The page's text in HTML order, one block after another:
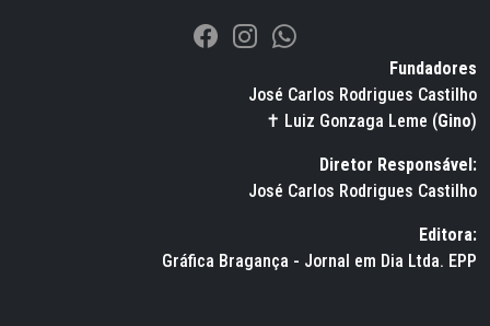
Fundadores
José Carlos Rodrigues Castilho
✝ Luiz Gonzaga Leme (Gino)
Diretor Responsável:
José Carlos Rodrigues Castilho
Editora:
Gráfica Bragança - Jornal em Dia Ltda. EPP